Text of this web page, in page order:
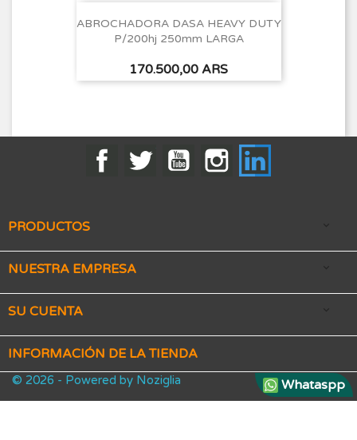
ABROCHADORA DASA HEAVY DUTY
P/200hj 250mm LARGA
Precio
170.500,00 ARS
FacebookTwitter YouTubeInstagram
PRODUCTOS 
NUESTRA EMPRESA 
SU CUENTA 
INFORMACIÓN DE LA TIENDA
Whataspp
© 2026 - Powered by Noziglia